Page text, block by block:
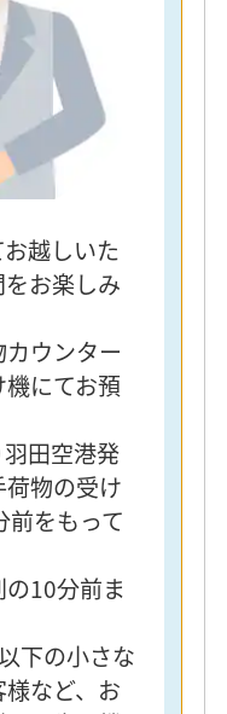
越しいた
お楽しみ
ウンター
にてお預
田空港発
物の受け
をもって
10分前ま
下の小さな
など、お